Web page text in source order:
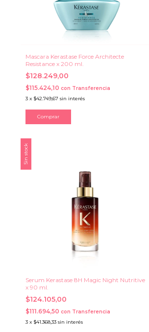
Mascara Kerastase Force Architecte
Resistance x 200 ml.
$128.249,00
$115.424,10con Transferencia
3 x $42.749,67 sin interés
Sin stock
Serum Kerastase 8H Magic Night Nutritive
x 90 ml.
$124.105,00
$111.694,50con Transferencia
3 x $41.368,33 sin interés